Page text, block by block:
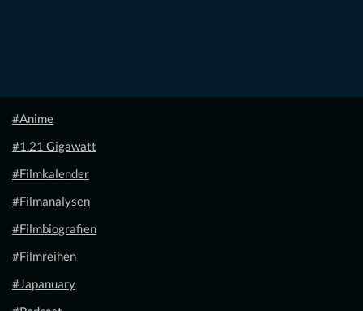
#Anime
#1.21 Gigawatt
#Filmkalender
#Filmanalysen
#Filmbiografien
#Filmreihen
#Japanuary